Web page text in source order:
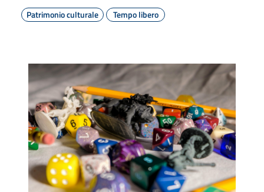
Patrimonio culturale
Tempo libero